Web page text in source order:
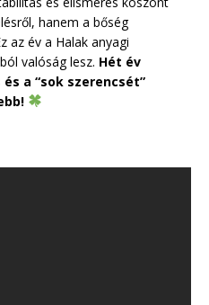
hanem a bőség
az év a Halak anyagi
valóság lesz. Hét év
a “sok szerencsét”